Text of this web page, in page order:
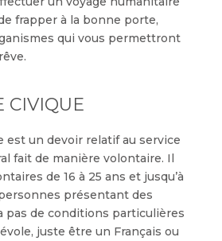
frapper à la bonne porte,
qui vous permettront
CIVIQUE
est un devoir relatif au service
fait de manière volontaire. Il
de 16 à 25 ans et jusqu’à
présentant des
pas de conditions particulières
juste être un Français ou